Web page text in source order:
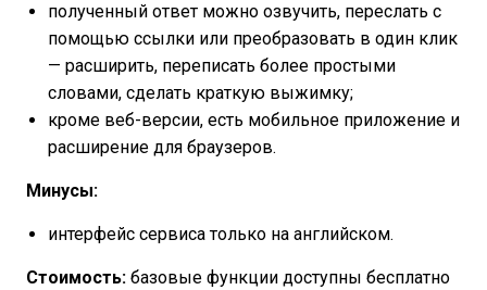
полученный ответ можно озвучить, переслать с
помощью ссылки или преобразовать в один клик
— расширить, переписать более простыми
словами, сделать краткую выжимку;
кроме веб-версии, есть мобильное приложение и
расширение для браузеров.
Минусы:
интерфейс сервиса только на английском.
Стоимость: базовые функции доступны бесплатно